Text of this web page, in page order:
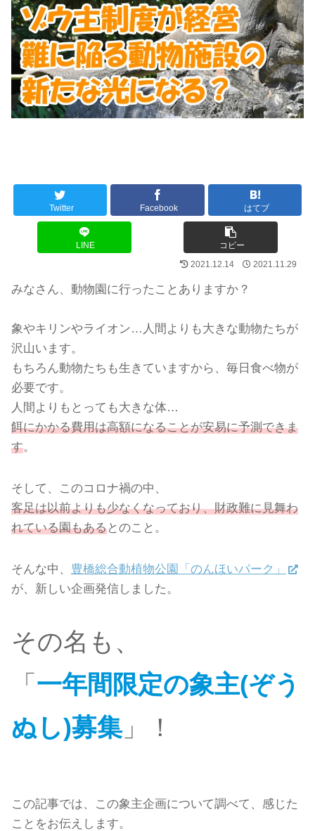
Twitter Facebook はてブ
LINE
コピー
2021.12.14
2021.11.29
みなさん、動物園に行ったことありますか？
象やキリンやライオン…人間よりも大きな動物たちが
沢山います。
もちろん動物たちも生きていますから、毎日食べ物が
必要です。
人間よりもとっても大きな体…
餌にかかる費用は高額になることが安易に予測できま
す。
そして、このコロナ禍の中、
客足は以前よりも少なくなっており、財政難に見舞わ
れている園もあるとのこと。
そんな中、 豊橋総合動植物公園「のんほいパーク」
が、新しい企画発信しました。
その名も、
「 一年間限定の象主(ぞう
ぬし)募集 」！
この記事では、この象主企画について調べて、感じた
ことをお伝えします。